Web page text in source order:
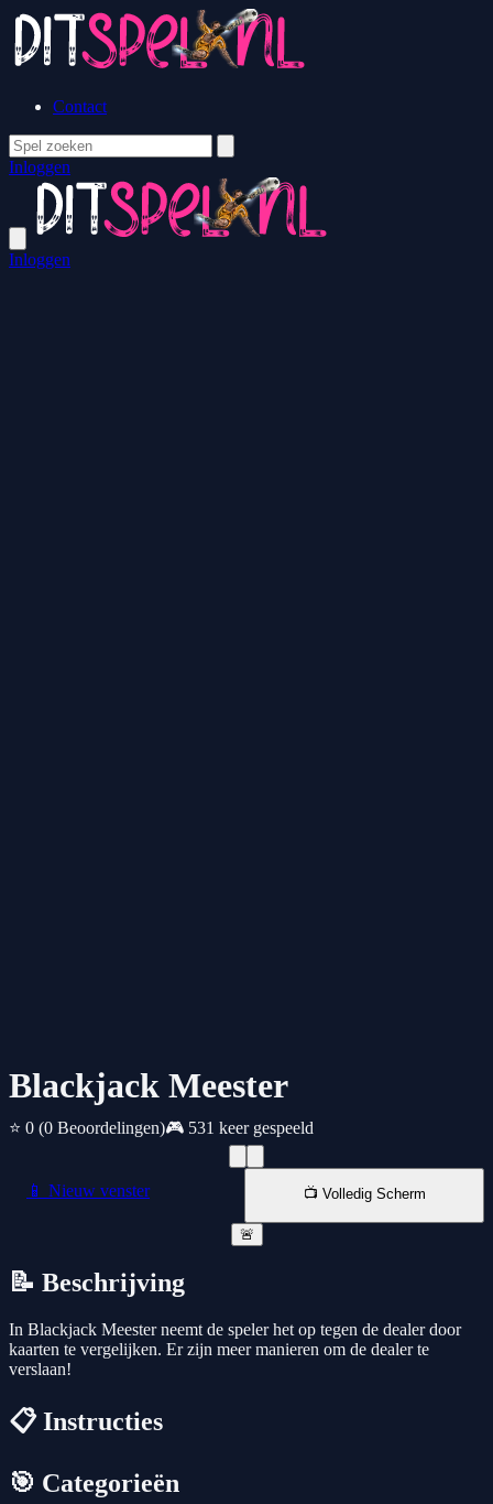
Contact
Inloggen
Inloggen
Blackjack Meester
⭐ 0 (0 Beoordelingen)🎮 531 keer gespeeld
📱 Nieuw venster 📺 Volledig Scherm
🚨
📝 Beschrijving
In Blackjack Meester neemt de speler het op tegen de dealer door
kaarten te vergelijken. Er zijn meer manieren om de dealer te
verslaan!
📋 Instructies
🎯 Categorieën